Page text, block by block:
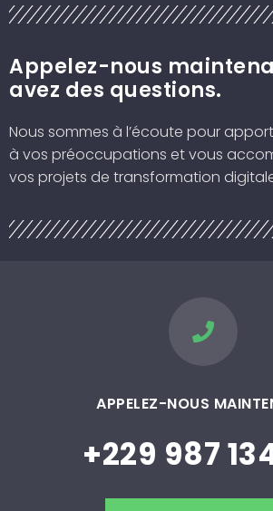
Appelez-nous
avez des questions.
Nous sommes à l’écoute pour
à vos préoccupations et vous
vos projets de transformation
APPELEZ-NOUS
+229 987